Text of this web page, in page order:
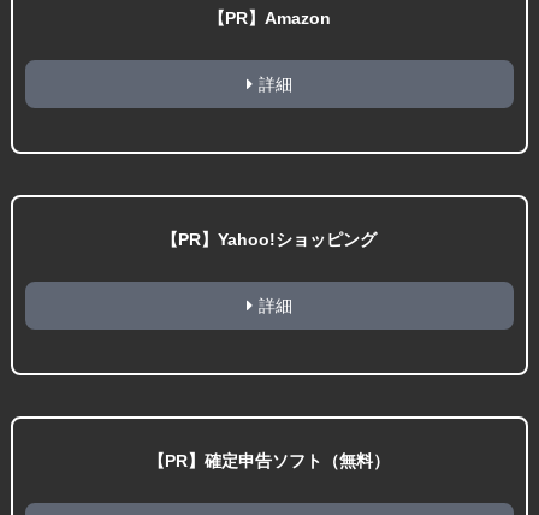
【PR】Amazon
詳細
【PR】Yahoo!ショッピング
詳細
【PR】確定申告ソフト（無料）